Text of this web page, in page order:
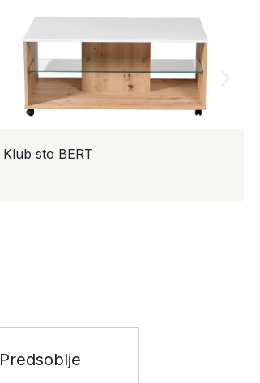
Klub sto BERT
Predsoblje